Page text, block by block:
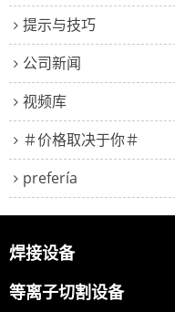
提示与技巧
公司新闻
视频库
＃价格取决于你＃
prefería
焊接设备
等离子切割设备